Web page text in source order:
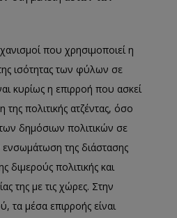
που χρησιμοποιεί η
ισότητας των φύλων σε
κυρίως η επιρροή που ασκεί
πολιτικής ατζέντας, όσο
δημόσιων πολιτικών σε
της διάστασης
πολιτικής και
της με τις χώρες. Στην
τα μέσα επιρροής είναι